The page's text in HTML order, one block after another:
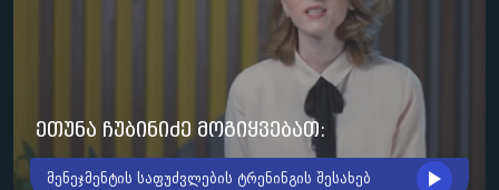
ეთუნა ჩუბინიძე მოგიყვებათ:
მენეჯმენტის საფუძვლების ტრენინგის შესახებ